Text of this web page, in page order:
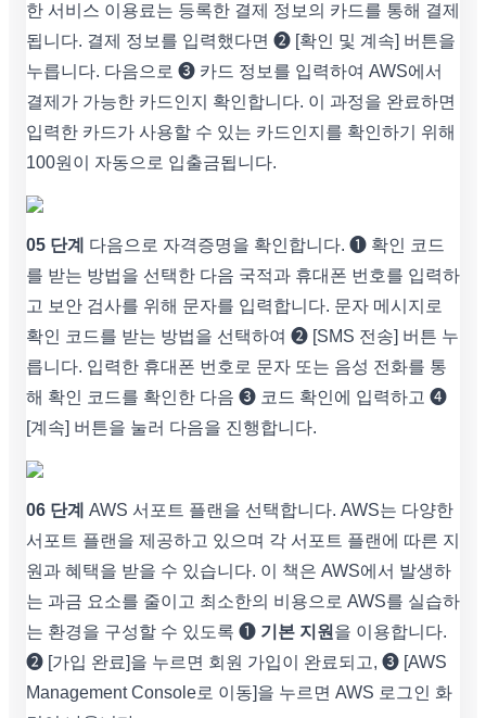
한 서비스 이용료는 등록한 결제 정보의 카드를 통해 결제
됩니다. 결제 정보를 입력했다면 ➋ [확인 및 계속] 버튼을
누릅니다. 다음으로 ➌ 카드 정보를 입력하여 AWS에서
결제가 가능한 카드인지 확인합니다. 이 과정을 완료하면
입력한 카드가 사용할 수 있는 카드인지를 확인하기 위해
100원이 자동으로 입출금됩니다.
05 단계
다음으로 자격증명을 확인합니다. ➊ 확인 코드
를 받는 방법을 선택한 다음 국적과 휴대폰 번호를 입력하
고 보안 검사를 위해 문자를 입력합니다. 문자 메시지로
확인 코드를 받는 방법을 선택하여 ➋ [SMS 전송] 버튼 누
릅니다. 입력한 휴대폰 번호로 문자 또는 음성 전화를 통
해 확인 코드를 확인한 다음 ➌ 코드 확인에 입력하고 ➍
[계속] 버튼을 눌러 다음을 진행합니다.
06 단계 AWS 서포트 플랜을 선택합니다. AWS는 다양한
서포트 플랜을 제공하고 있으며 각 서포트 플랜에 따른 지
원과 혜택을 받을 수 있습니다. 이 책은 AWS에서 발생하
는 과금 요소를 줄이고 최소한의 비용으로 AWS를 실습하
는 환경을 구성할 수 있도록 ➊ 기본 지원 을 이용합니다.
➋ [가입 완료]을 누르면 회원 가입이 완료되고, ➌ [AWS
Management Console로 이동]을 누르면 AWS 로그인 화